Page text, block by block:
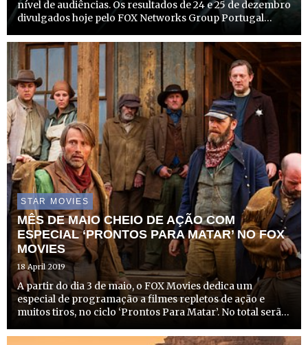
nível de audiências. Os resultados de 24 e 25 de dezembro
divulgados hoje pelo FOX Networks Group Portugal
líder em share de audiência, com a FOX a registar os
melhor...
STAR MOVIES
MÊS DE MAIO CHEIO DE AÇÃO COM
ESPECIAL ‘PRONTOS PARA MATAR’ NO FOX
MOVIES
18 April 2019
A partir do dia 3 de maio, o FOX Movies dedica um
especial de programação a filmes repletos de ação e
muitos tiros, no ciclo ‘Prontos Para Matar’. No total serão
tornar os serões de sexta, sábado e domingo num